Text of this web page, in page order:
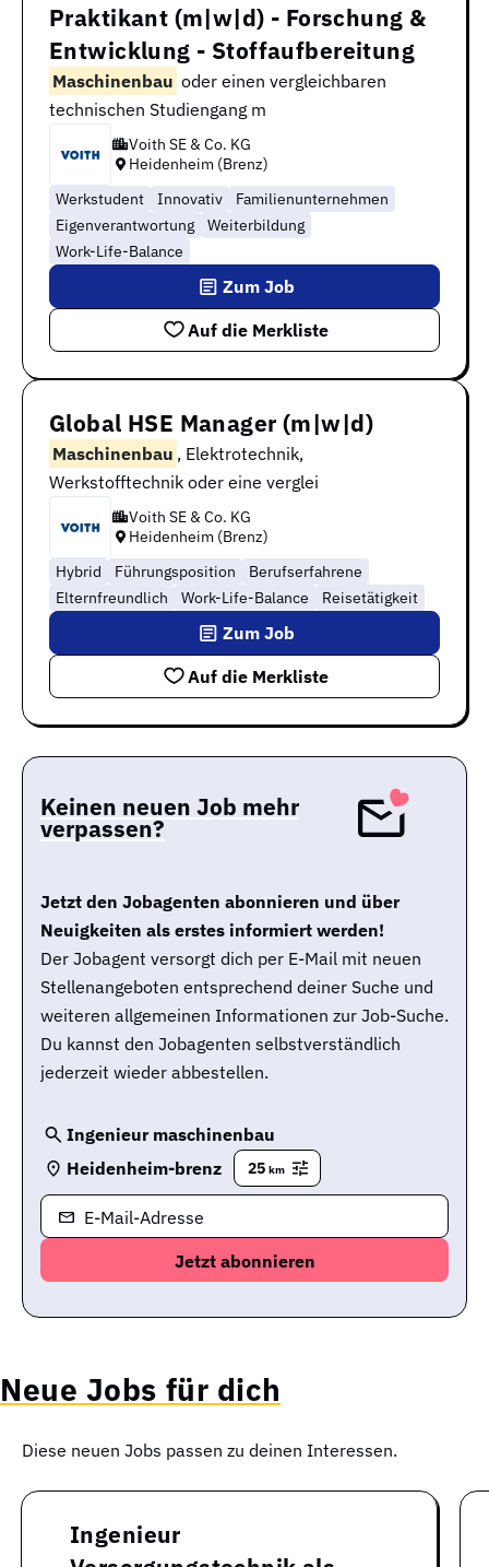
Praktikant (m|w|d) - Forschung &
Entwicklung - Stoffaufbereitung
Maschinenbau oder einen vergleichbaren
technischen Studiengang m
Voith SE & Co. KG
Heidenheim (Brenz)
Werkstudent
Innovativ
Familienunternehmen
Eigenverantwortung
Weiterbildung
Work-Life-Balance
Auf die Merkliste
Zum Job
Global HSE Manager (m|w|d)
Maschinenbau , Elektrotechnik,
Werkstofftechnik oder eine verglei
Voith SE & Co. KG
Heidenheim (Brenz)
Hybrid
Führungsposition
Berufserfahrene
Elternfreundlich
Work-Life-Balance Reisetätigkeit
Auf die Merkliste
Zum Job
Keinen neuen Job mehr
verpassen?
Jetzt den Jobagenten abonnieren und über
Neuigkeiten als erstes informiert werden!
Der Jobagent versorgt dich per E-Mail mit neuen
Stellenangeboten entsprechend deiner Suche und
weiteren allgemeinen Informationen zur Job-Suche.
Du kannst den Jobagenten selbstverständlich
jederzeit wieder abbestellen.
Ingenieur maschinenbau
Heidenheim-brenz
25 km
E-Mail-Adresse
Neue Jobs für dich
Diese neuen Jobs passen zu deinen Interessen.
Ingenieur